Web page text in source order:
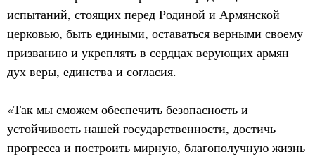
испытаний, стоящих перед Родиной и Армянской
церковью, быть едиными, оставаться верными своему
призванию и укреплять в сердцах верующих армян
дух веры, единства и согласия.
«Так мы сможем обеспечить безопасность и
устойчивость нашей государственности, достичь
прогресса и построить мирную, благополучную жизнь